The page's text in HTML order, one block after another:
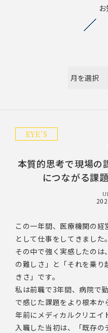
EYE’S
本質的思考で現場の
につながる課
この一年間、医療機関の
として仕事をしてきました。
その中で強く実感したの
の難しさ」と「それを乗
きさ」です。
私は前職で3年間、病院で
で感じた課題をより根本
年前にメディカルクリエイ
入職した当初は、「既存